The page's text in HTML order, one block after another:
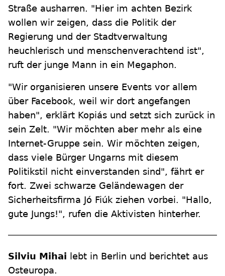
Straße ausharren. "Hier im achten Bezirk
wollen wir zeigen, dass die Politik der
Regierung und der Stadtverwaltung
heuchlerisch und menschenverachtend ist",
ruft der junge Mann in ein Megaphon.
"Wir organisieren unsere Events vor allem
über Facebook, weil wir dort angefangen
haben", erklärt Kopiás und setzt sich zurück in
sein Zelt. "Wir möchten aber mehr als eine
Internet-Gruppe sein. Wir möchten zeigen,
dass viele Bürger Ungarns mit diesem
Politikstil nicht einverstanden sind", fährt er
fort. Zwei schwarze Geländewagen der
Sicherheitsfirma Jó Fiúk ziehen vorbei. "Hallo,
gute Jungs!", rufen die Aktivisten hinterher.
Silviu Mihai lebt in Berlin und berichtet aus
Osteuropa.